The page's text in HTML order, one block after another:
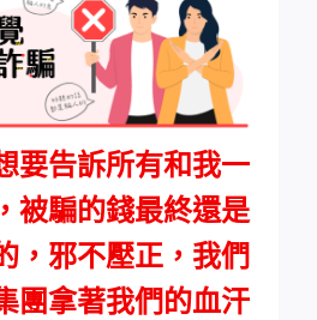
要告訴所有和我一
被騙的錢最終還是
，邪不壓正，我們
團拿著我們的血汗